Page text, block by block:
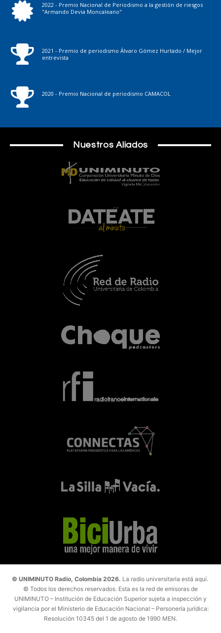
2022 - Premio Nacional de Periodismo a la gestión de riesgos
"Armando Devia Moncaleano"
2021 - Premio de periodismo Álvaro Gómez Hurtado / Mejor
entrevista
2020 - Premio Nacional de periodismo CAMACOL
Nuestros Aliados
© UNIMINUTO Radio, Colombia 2026. La radio universitaria está aquí.
© Todos los derechos reservados. Esta es la red de emisoras de
UNIMINUTO – Institución de Educación Superior sujeta a inspección y
vigilancia por el Ministerio de Educación Nacional – Personería jurídica:
Resolución 10345 del 1 de agosto de 1990 MEN.